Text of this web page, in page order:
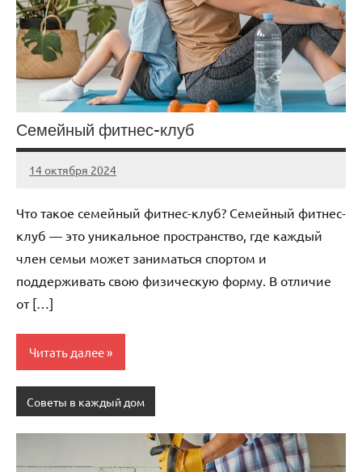
Семейный фитнес-клуб
14 октября 2024
Avtor
Нет
Что такое семейный фитнес-клуб? Семейный фитнес-
клуб — это уникальное пространство, где каждый
член семьи может заниматься спортом и
поддерживать свою физическую форму. В отличие
от […]
Читать далее
Советы в каждый дом